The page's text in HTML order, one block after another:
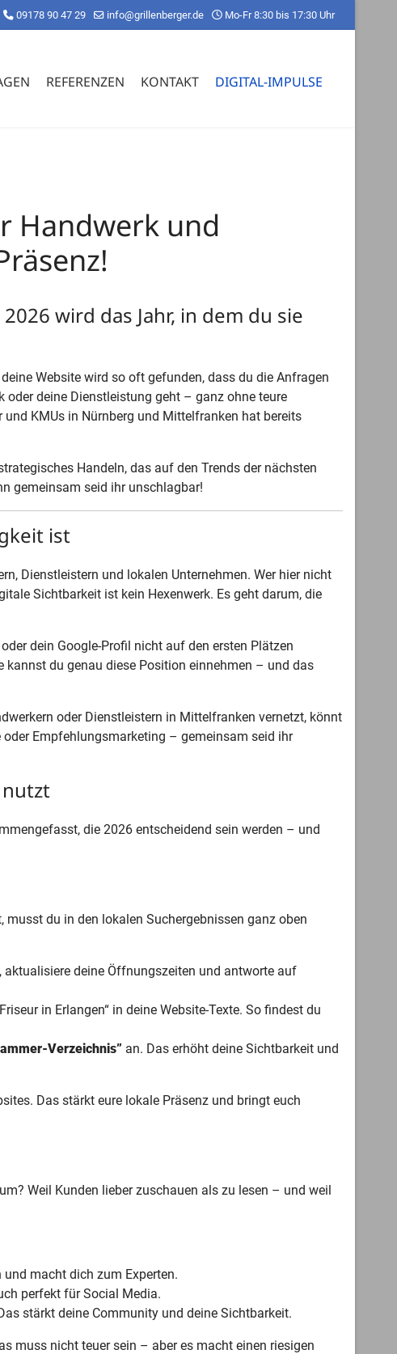
09178 90 47 29 info@grillenberger.de Mo-Fr 8:30 bis 17:30 Uhr
REFERENZEN KONTAKT DIGITAL-IMPULSE
Handwerk und
wird das Jahr, in dem du sie
Website wird so oft gefunden, dass du die Anfragen
deine Dienstleistung geht – ganz ohne teure
KMUs in Nürnberg und Mittelfranken hat bereits
Handeln, das auf den Trends der nächsten
gemeinsam seid ihr unschlagbar!
ist
Dienstleistern und lokalen Unternehmen. Wer hier nicht
Sichtbarkeit ist kein Hexenwerk. Es geht darum, die
dein Google-Profil nicht auf den ersten Plätzen
du genau diese Position einnehmen – und das
oder Dienstleistern in Mittelfranken vernetzt, könnt
Empfehlungsmarketing – gemeinsam seid ihr
nutzt
die 2026 entscheidend sein werden – und
du in den lokalen Suchergebnissen ganz oben
deine Öffnungszeiten und antworte auf
in Erlangen“ in deine Website-Texte. So findest du
Verzeichnis” an. Das erhöht deine Sichtbarkeit und
Das stärkt eure lokale Präsenz und bringt euch
Weil Kunden lieber zuschauen als zu lesen – und weil
macht dich zum Experten.
perfekt für Social Media.
stärkt deine Community und deine Sichtbarkeit.
muss nicht teuer sein – aber es macht einen riesigen